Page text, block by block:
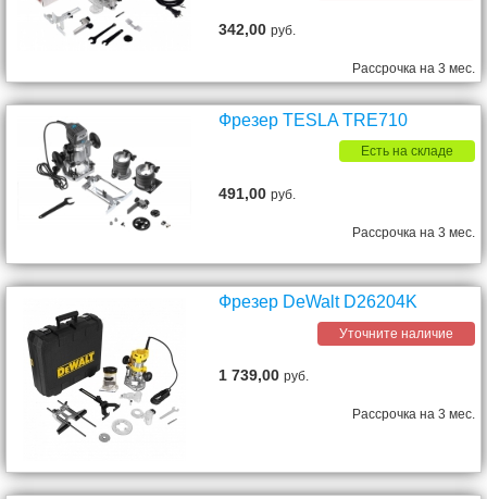
342,00руб.
Рассрочка на 3 мес.
Фрезер TESLA TRE710
Есть на складе
491,00руб.
Рассрочка на 3 мес.
Фрезер DeWalt D26204K
Уточните наличие
1 739,00руб.
Рассрочка на 3 мес.